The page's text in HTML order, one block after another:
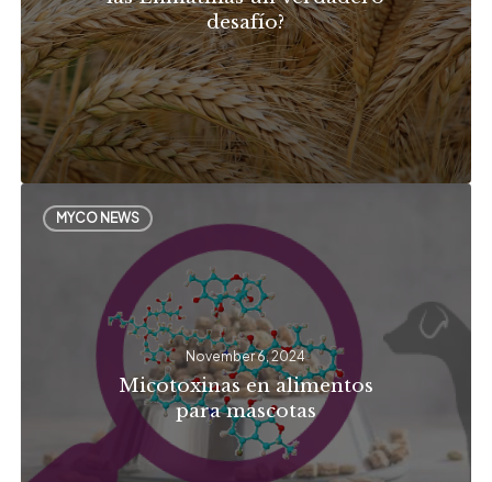
desafío?
desafío?
MYCO NEWS
en
alimentos
para
mascotas
November 6, 2024
Micotoxinas en alimentos
para mascotas